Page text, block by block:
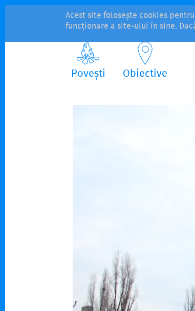
Acest site folosește cookies
funcționare a site-ului în sine.
Povești Obiective